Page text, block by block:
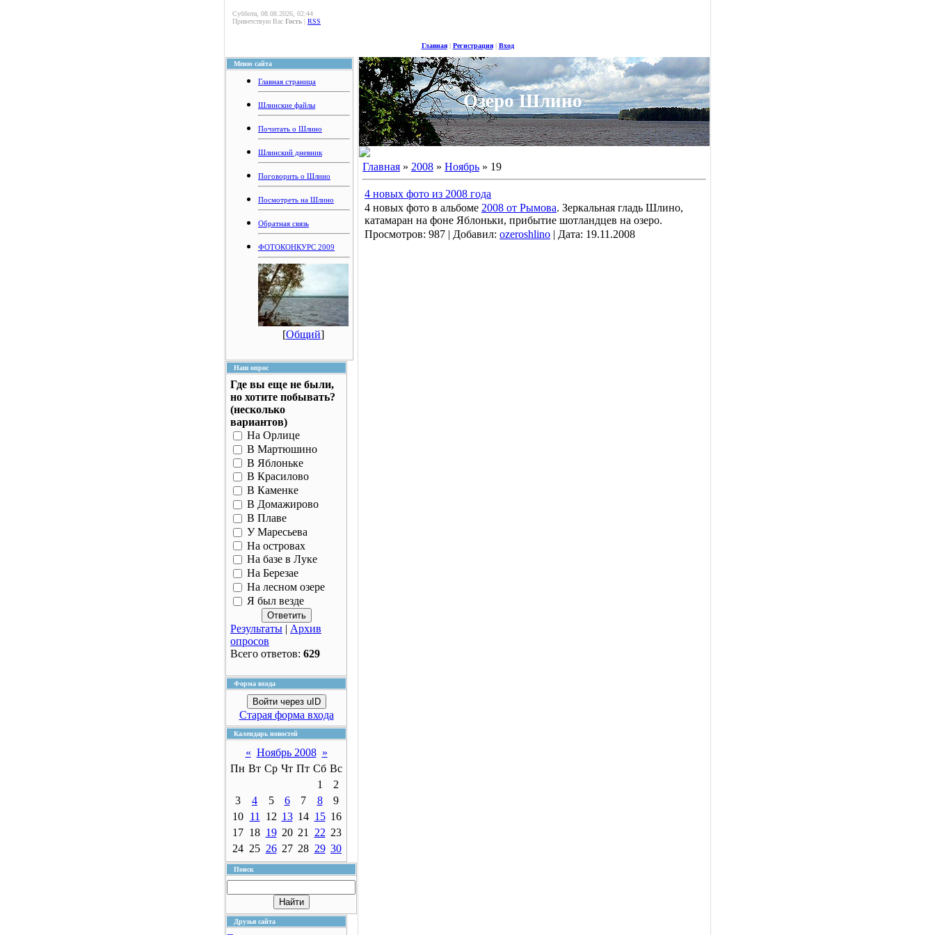
Суббота, 08.08.2026, 02:44
Приветствую Вас Гость | RSS
Главная| Регистрация| Вход
Меню сайта
Главная страница
Шлинские файлы
Почитать о Шлино
Шлинский дневник
Поговорить о Шлино
Посмотреть на Шлино
Обратная связь
ФОТОКОНКУРС 2009
[Общий]
Наш опрос
Где вы еще не были,
но хотите побывать?
(несколько
вариантов)
На Орлице
В Мартюшино
В Яблоньке
В Красилово
В Каменке
В Домажирово
В Плаве
У Маресьева
На островах
На базе в Луке
На Березае
На лесном озере
Я был везде
Результаты | Архив
опросов
Всего ответов: 629
Форма входа
Войти через uID
Старая форма входа
Календарь новостей
« Ноябрь 2008 »
Пн Вт Ср Чт Пт Сб Вс
1
2
3
4 5 6 7 8
9
10
11 12 13 14 15 16
17 18 19 20 21 22 23
24 25 26 27 28 29 30
Поиск
Друзья сайта
Озеро Шлино
Главная » 2008 » Ноябрь » 19
4 новых фото из 2008 года
4 новых фото в альбоме 2008 от Рымова. Зеркальная гладь Шлино,
катамаран на фоне Яблоньки, прибытие шотландцев на озеро.
Просмотров: 987 | Добавил: ozeroshlino | Дата: 19.11.2008